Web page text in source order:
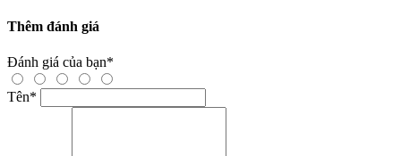
Thêm đánh giá
Đánh giá của bạn*
Tên*